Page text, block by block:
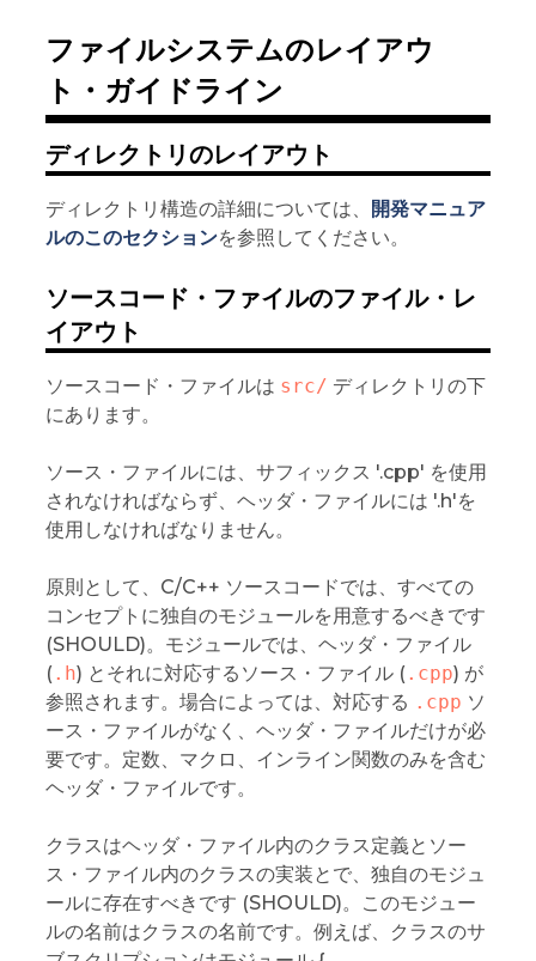
ファイルシステムのレイアウ
ト・ガイドライン
ディレクトリのレイアウト
ディレクトリ構造の詳細については、
開発マニュア
ルのこのセクションを参照してください。
ソースコード・ファイルのファイル・レ
イアウト
ソースコード・ファイルは src/ ディレクトリの下
にあります。
ソース・ファイルには、サフィックス '.cpp' を使用
されなければならず、ヘッダ・ファイルには '.h'を
使用しなければなりません。
原則として、C/C++ ソースコードでは、すべての
コンセプトに独自のモジュールを用意するべきです
(SHOULD)。モジュールでは、ヘッダ・ファイル
(.h) とそれに対応するソース・ファイル (.cpp) が
参照されます。場合によっては、対応する .cpp ソ
ース・ファイルがなく、ヘッダ・ファイルだけが必
要です。定数、マクロ、インライン関数のみを含む
ヘッダ・ファイルです。
クラスはヘッダ・ファイル内のクラス定義とソー
ス・ファイル内のクラスの実装とで、独自のモジュ
ールに存在すべきです (SHOULD)。このモジュー
ルの名前はクラスの名前です。例えば、クラスのサ